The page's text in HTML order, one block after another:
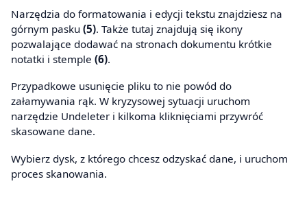
Narzędzia do formatowania i edycji tekstu znajdziesz na
górnym pasku (5). Także tutaj znajdują się ikony
pozwalające dodawać na stronach dokumentu krótkie
notatki i stemple (6).
Przypadkowe usunięcie pliku to nie powód do
załamywania rąk. W kryzysowej sytuacji uruchom
narzędzie Undeleter i kilkoma kliknięciami przywróć
skasowane dane.
Wybierz dysk, z którego chcesz odzyskać dane, i uruchom
proces skanowania.